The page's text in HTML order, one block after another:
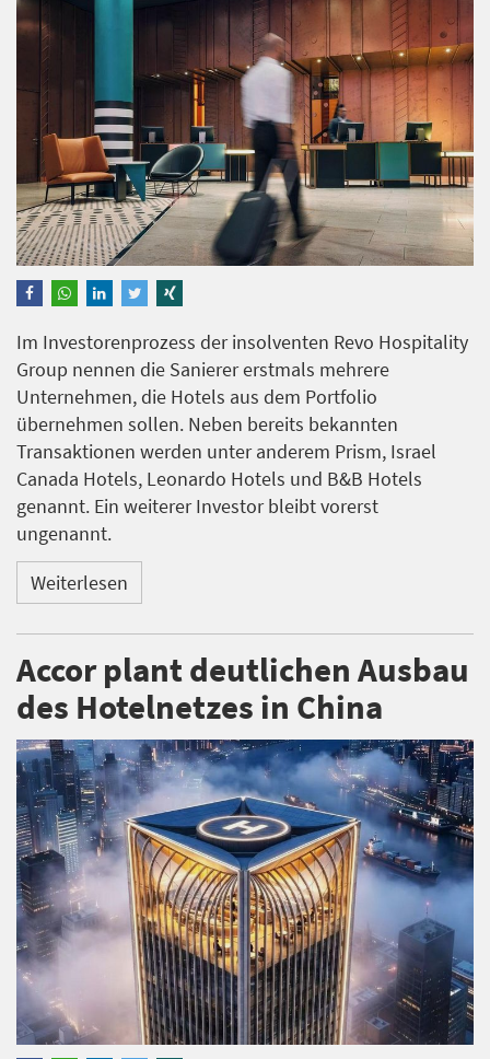
Im Investorenprozess der insolventen Revo Hospitality
Group nennen die Sanierer erstmals mehrere
Unternehmen, die Hotels aus dem Portfolio
übernehmen sollen. Neben bereits bekannten
Transaktionen werden unter anderem Prism, Israel
Canada Hotels, Leonardo Hotels und B&B Hotels
genannt. Ein weiterer Investor bleibt vorerst
ungenannt.
Weiterlesen
Accor plant deutlichen Ausbau
des Hotelnetzes in China